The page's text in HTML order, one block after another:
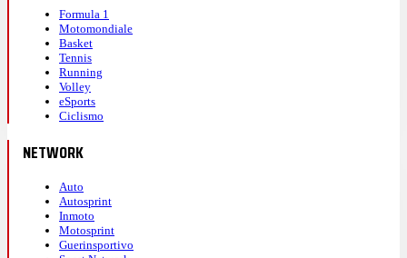
Formula 1
Motomondiale
Basket
Tennis
Running
Volley
eSports
Ciclismo
NETWORK
Auto
Autosprint
Inmoto
Motosprint
Guerinsportivo